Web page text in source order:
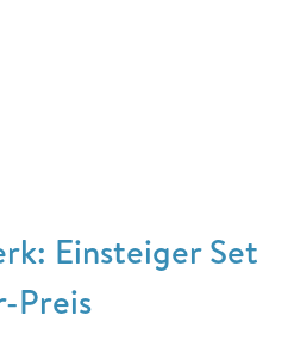
Einsteiger Set
Preis